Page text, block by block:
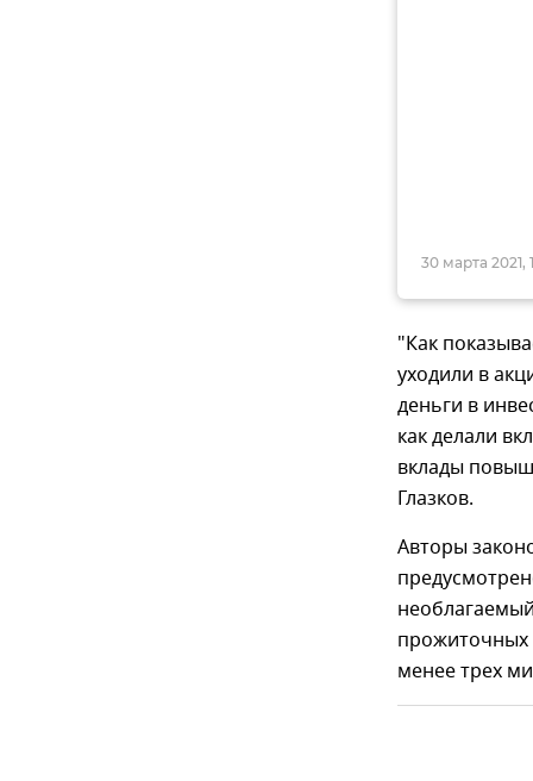
30 марта 2021,
"Как
уходили в
деньги в
как делали
вклады
Глазков.
Авторы
прожиточных
менее трех